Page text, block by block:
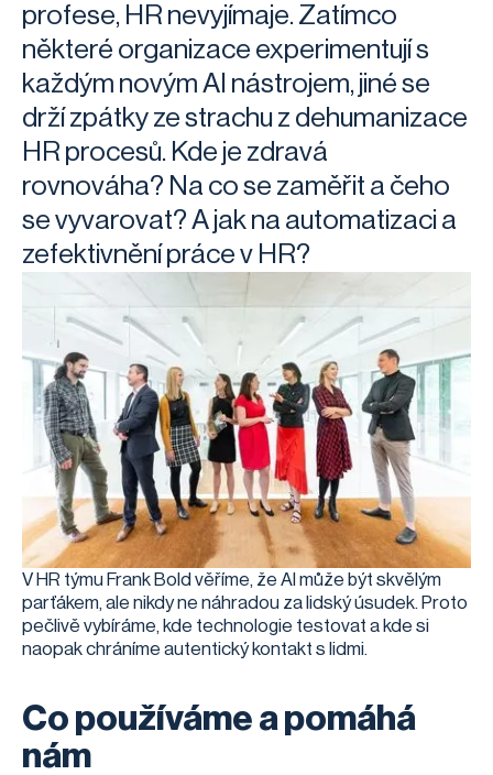
profese, HR nevyjímaje. Zatímco
některé organizace experimentují s
každým novým AI nástrojem, jiné se
drží zpátky ze strachu z dehumanizace
HR procesů. Kde je zdravá
rovnováha? Na co se zaměřit a čeho
se vyvarovat? A jak na automatizaci a
zefektivnění práce v HR?
V HR týmu Frank Bold věříme, že AI může být skvělým
parťákem, ale nikdy ne náhradou za lidský úsudek. Proto
pečlivě vybíráme, kde technologie testovat a kde si
naopak chráníme autentický kontakt s lidmi.
Co používáme a pomáhá
nám